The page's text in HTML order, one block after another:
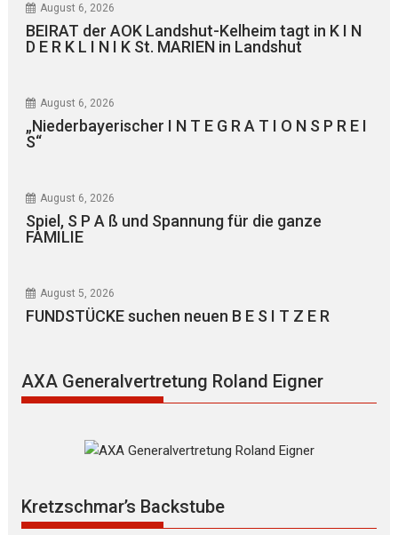
August 6, 2026
BEIRAT der AOK Landshut-Kelheim tagt in K I N
D E R K L I N I K St. MARIEN in Landshut
August 6, 2026
„Niederbayerischer I N T E G R A T I O N S P R E I
S“
August 6, 2026
Spiel, S P A ß und Spannung für die ganze
FAMILIE
August 5, 2026
FUNDSTÜCKE suchen neuen B E S I T Z E R
AXA Generalvertretung Roland Eigner
Kretzschmar’s Backstube